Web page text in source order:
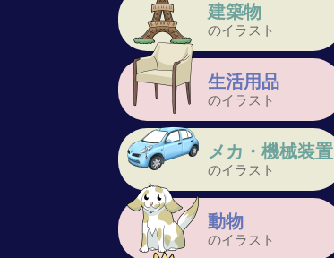
建築物
のイラスト
生活用品
のイラスト
メカ・機械装置
のイラスト
動物
のイラスト